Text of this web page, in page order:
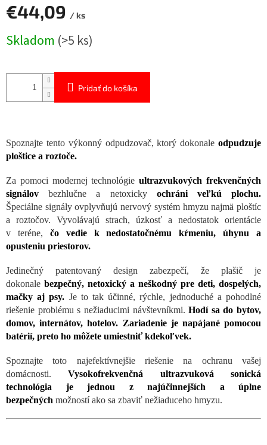
€44,09 / ks
cena:
Skladom (>5 ks)
Pridať do košíka
Spoznajte tento výkonný odpudzovač, ktorý dokonale odpudzuje
ploštice a roztoče.
Za pomoci modernej technológieultrazvukových frekvenčných
signálov bezhlučne a netoxicky ochráni veľkú plochu.
Špeciálne signály ovplyvňujú nervový systém hmyzu najmä ploštíc
a roztočov. Vyvolávajú strach, úzkosť a nedostatok orientácie
v teréne, čo vedie k nedostatočnému kŕmeniu, úhynu a
opusteniu priestorov.
Jedinečný patentovaný design zabezpečí, že plašič je
dokonale bezpečný, netoxický a neškodný pre deti, dospelých,
mačky aj psy. Je to tak účinné, rýchle, jednoduché a pohodlné
riešenie problému s nežiaducimi návštevníkmi.Hodí sa do bytov,
domov, internátov, hotelov. Zariadenie je napájané pomocou
batérií, preto ho môžete umiestniť kdekoľvek.
Spoznajte toto najefektívnejšie riešenie na ochranu vašej
domácnosti.Vysokofrekvenčná ultrazvuková sonická
technológia je jednou z najúčinnejších a úplne
bezpečných možností ako sa zbaviť nežiaduceho hmyzu.